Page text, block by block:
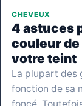
CHEVEUX
4 astuces
couleur
votre teint
La plupart des
fonction de sa
foncé.